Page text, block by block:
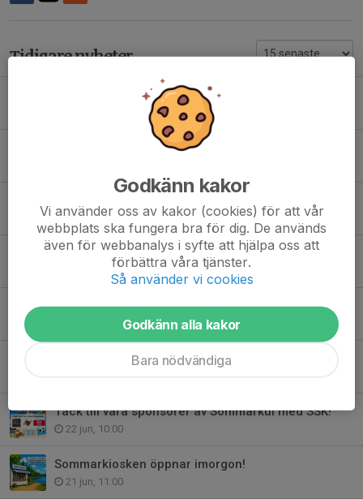
Tidigare nyheter
Finbesök på Billbäcks Arena
7 aug, 09:00
Imorgon händer det grejer på Billbäcks Arena!
5 aug, 14:49
SSK Dam A-Mjölby AI FF 26/6 kl. 19:00
SSK Herr A-Valdemarsviks IF 25/6 kl. 19:30
Tack till våra sponsorer av Sommarkul med SSK!
22 jun, 10:00
Sommarkiosken öppnar imorgon!
21 jun, 11:00
Godkänn kakor
Vi använder oss av kakor (cookies) för att vår
webbplats ska fungera bra för dig. De används
även för webbanalys i syfte att hjälpa oss att
förbättra våra tjänster.
Så använder vi cookies
Godkänn alla kakor
Bara nödvändiga